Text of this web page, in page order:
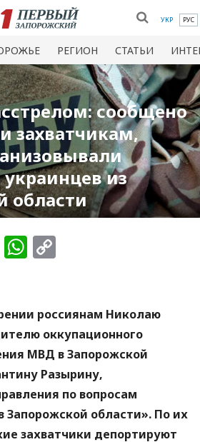
УКР РУС
РЕГИОН СТАТЬИ
сообщено
захватчикам,
из
области
Messenger
WhatsApp
россиянам Николаю
оккупационного
МВД в Запорожской
Разырину,
по вопросам
области». По их
захватчики депортируют